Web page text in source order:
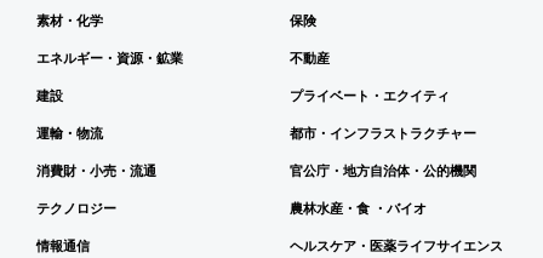
素材・化学
エネルギー・資源・鉱業
建設
運輸・物流
消費財・小売・流通
テクノロジー
情報通信
保険
不動産
プライベート・エクイティ
都市・インフラストラクチャー
官公庁・地方自治体・公的機関
農林水産・食 ・バイオ
ヘルスケア・医薬ライフサイエンス